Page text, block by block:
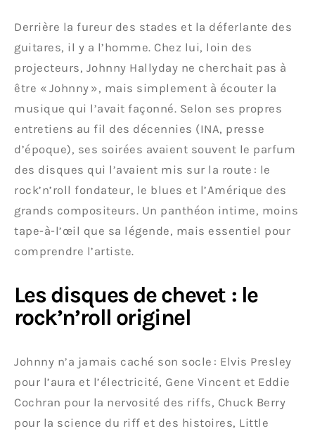
Derrière la fureur des stades et la déferlante des
guitares, il y a l’homme. Chez lui, loin des
projecteurs, Johnny Hallyday ne cherchait pas à
être « Johnny », mais simplement à écouter la
musique qui l’avait façonné. Selon ses propres
entretiens au fil des décennies (INA, presse
d’époque), ses soirées avaient souvent le parfum
des disques qui l’avaient mis sur la route : le
rock’n’roll fondateur, le blues et l’Amérique des
grands compositeurs. Un panthéon intime, moins
tape-à-l’œil que sa légende, mais essentiel pour
comprendre l’artiste.
Les disques de chevet : le
rock’n’roll originel
Johnny n’a jamais caché son socle : Elvis Presley
pour l’aura et l’électricité, Gene Vincent et Eddie
Cochran pour la nervosité des riffs, Chuck Berry
pour la science du riff et des histoires, Little